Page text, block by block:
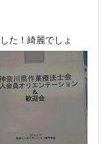
た！綺麗でしょ